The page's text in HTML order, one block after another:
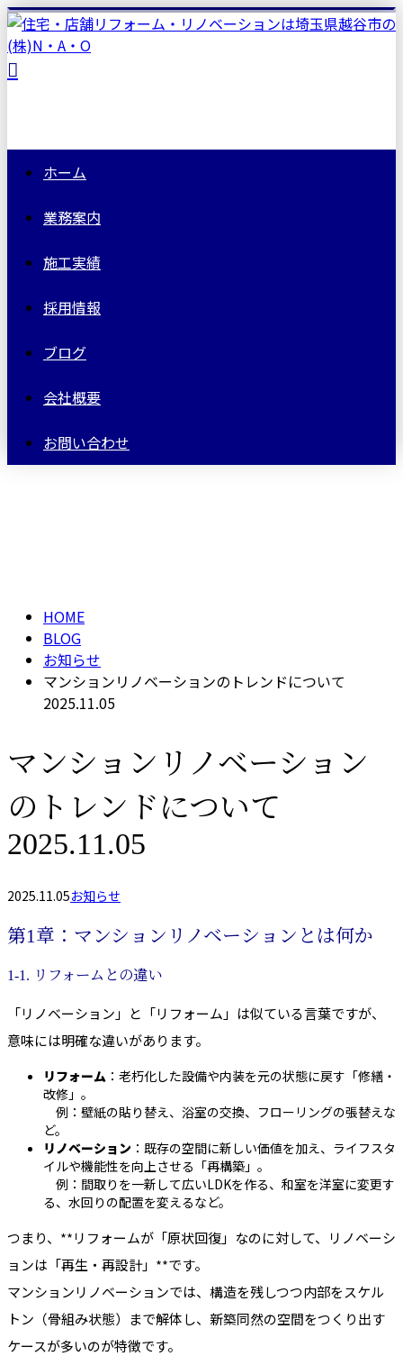
ホーム
業務案内
施工実績
採用情報
ブログ
会社概要
お問い合わせ
HOME
BLOG
お知らせ
マンションリノベーションのトレンドについて
2025.11.05
マンションリノベーション
のトレンドについて
2025.11.05
2025.11.05お知らせ
第1章：マンションリノベーションとは何か
1-1. リフォームとの違い
「リノベーション」と「リフォーム」は似ている言葉ですが、
意味には明確な違いがあります。
リフォーム ：老朽化した設備や内装を元の状態に戻す「修繕・
改修」。
例：壁紙の貼り替え、浴室の交換、フローリングの張替えな
ど。
リノベーション ：既存の空間に新しい価値を加え、ライフスタ
イルや機能性を向上させる「再構築」。
例：間取りを一新して広いLDKを作る、和室を洋室に変更す
る、水回りの配置を変えるなど。
つまり、**リフォームが「原状回復」なのに対して、リノベーシ
ョンは「再生・再設計」**です。
マンションリノベーションでは、構造を残しつつ内部をスケル
トン（骨組み状態）まで解体し、新築同然の空間をつくり出す
ケースが多いのが特徴です。